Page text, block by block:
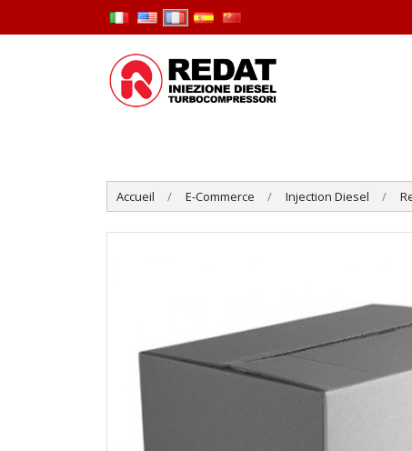
Accueil E-Commerce Injection Diesel